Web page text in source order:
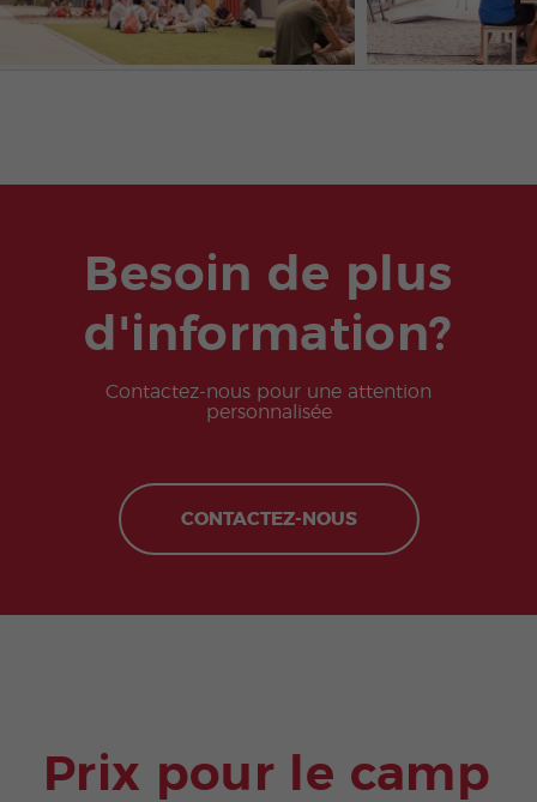
Besoin de plus
d'information?
Contactez-nous pour une attention
personnalisée
CONTACTEZ-NOUS
Prix pour le camp